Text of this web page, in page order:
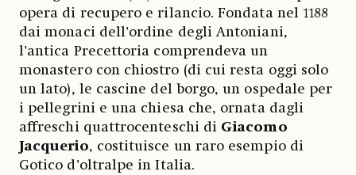
opera di recupero e rilancio. Fondata nel 1188
dai monaci dell’ordine degli Antoniani,
l’antica Precettoria comprendeva un
monastero con chiostro (di cui resta oggi solo
un lato), le cascine del borgo, un ospedale per
i pellegrini e una chiesa che, ornata dagli
affreschi quattrocenteschi di Giacomo
Jacquerio, costituisce un raro esempio di
Gotico d’oltralpe in Italia.